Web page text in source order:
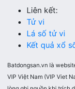
Liên kết:
Tử vi
Lá số tử vi
Kết quả xổ
Batdongsan.vn là
VIP Việt Nam (VIP Viet